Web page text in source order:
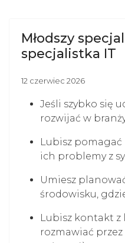
Młodszy
specjalistka IT
12 czerwiec 2026
Jeśli szybko się
rozwijać w
Lubisz pomagać
ich problemy z
Umiesz
środowisku,
Lubisz kontakt z
rozmawiać